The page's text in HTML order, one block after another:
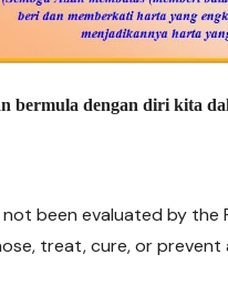
bermula dengan diri kita
been evaluated by
treat, cure, or prevent